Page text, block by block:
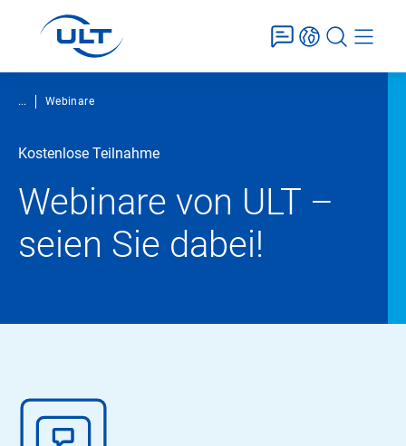
... Webinare
Kostenlose Teilnahme
Webinare von ULT –
seien Sie dabei!